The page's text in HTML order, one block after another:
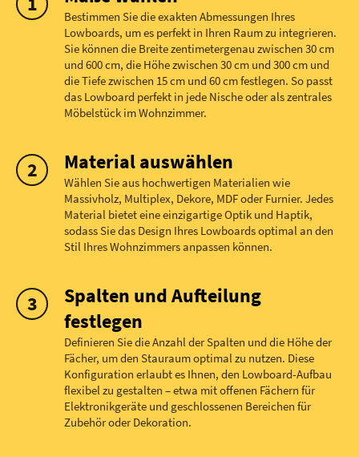
Bestimmen Sie die exakten Abmessungen Ihres
Lowboards, um es perfekt in Ihren Raum zu integrieren.
Sie können die Breite zentimetergenau zwischen 30 cm
und 600 cm, die Höhe zwischen 30 cm und 300 cm und
die Tiefe zwischen 15 cm und 60 cm festlegen. So passt
das Lowboard perfekt in jede Nische oder als zentrales
Möbelstück im Wohnzimmer.
Material auswählen
Wählen Sie aus hochwertigen Materialien wie
Massivholz, Multiplex, Dekore, MDF oder Furnier. Jedes
Material bietet eine einzigartige Optik und Haptik,
sodass Sie das Design Ihres Lowboards optimal an den
Stil Ihres Wohnzimmers anpassen können.
Spalten und Aufteilung
festlegen
Definieren Sie die Anzahl der Spalten und die Höhe der
Fächer, um den Stauraum optimal zu nutzen. Diese
Konfiguration erlaubt es Ihnen, den Lowboard-Aufbau
flexibel zu gestalten – etwa mit offenen Fächern für
Elektronikgeräte und geschlossenen Bereichen für
Zubehör oder Dekoration.